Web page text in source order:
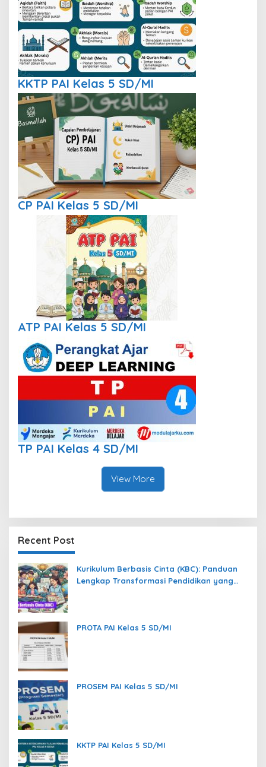
KKTP PAI Kelas 5 SD/MI
CP PAI Kelas 5 SD/MI
ATP PAI Kelas 5 SD/MI
TP PAI Kelas 4 SD/MI
View More
Recent Post
Kurikulum Berbasis Cinta (KBC): Panduan
Lengkap Transformasi Pendidikan yang
PROTA PAI Kelas 5 SD/MI
PROSEM PAI Kelas 5 SD/MI
KKTP PAI Kelas 5 SD/MI